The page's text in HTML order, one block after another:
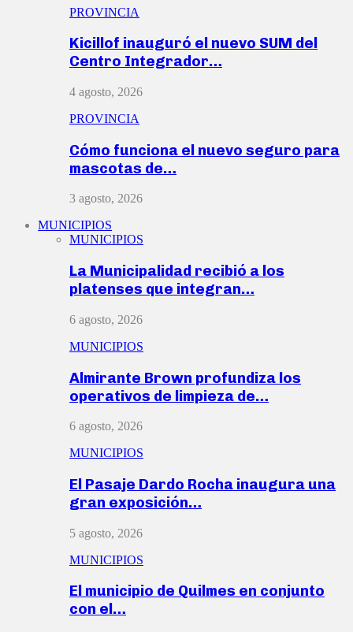
PROVINCIA
Kicillof inauguró el nuevo SUM del
Centro Integrador…
4 agosto, 2026
PROVINCIA
Cómo funciona el nuevo seguro para
mascotas de…
3 agosto, 2026
MUNICIPIOS
MUNICIPIOS
La Municipalidad recibió a los
platenses que integran…
6 agosto, 2026
MUNICIPIOS
Almirante Brown profundiza los
operativos de limpieza de…
6 agosto, 2026
MUNICIPIOS
El Pasaje Dardo Rocha inaugura una
gran exposición…
5 agosto, 2026
MUNICIPIOS
El municipio de Quilmes en conjunto
con el…